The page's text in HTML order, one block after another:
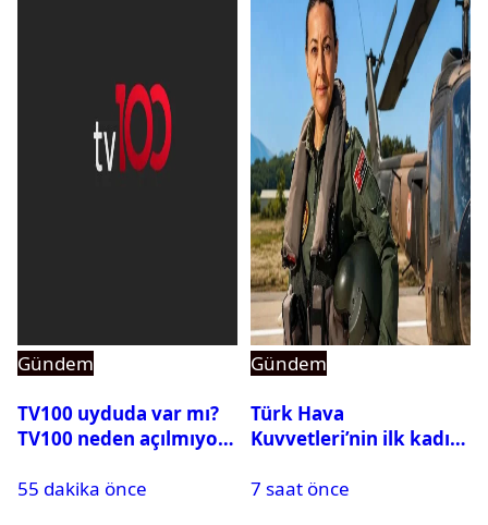
Gündem
TV100 uyduda var mı?
TV100 neden açılmıyor?
55 dakika önce
Gündem
Türk Hava
Kuvvetleri’nin ilk kadın
Karapınar hakkında
7 saat önce